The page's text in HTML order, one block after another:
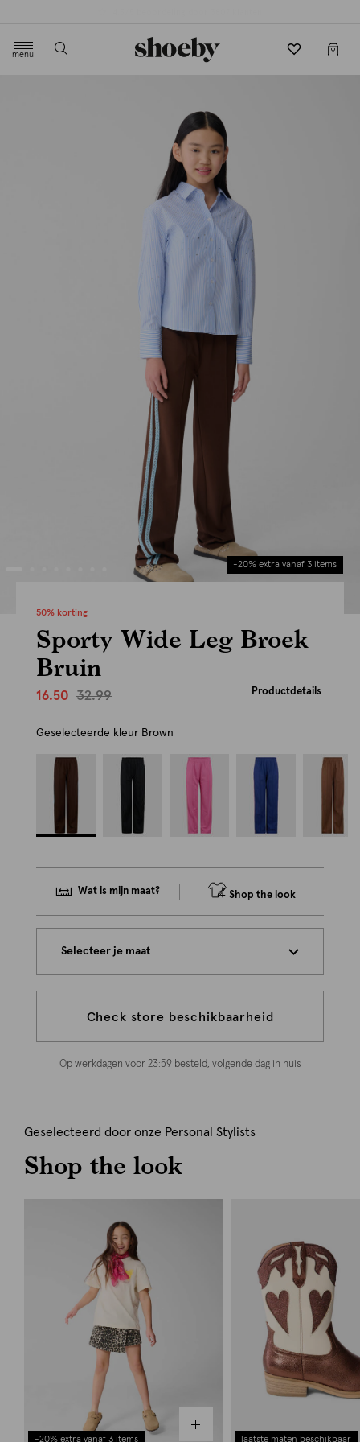
menu
-20% extra vanaf 3 items
50% korting
Sporty Wide Leg Broek
Bruin
16.50 32.99 Productdetails
Geselecteerde kleur Brown
Wat is mijn maat? Shop the look
Selecteer je maat
Check store beschikbaarheid
Op werkdagen voor 23:59 besteld, volgende dag in huis
Geselecteerd door onze Personal Stylists
Shop the look
-20% extra vanaf 3 items laatste maten beschikbaar